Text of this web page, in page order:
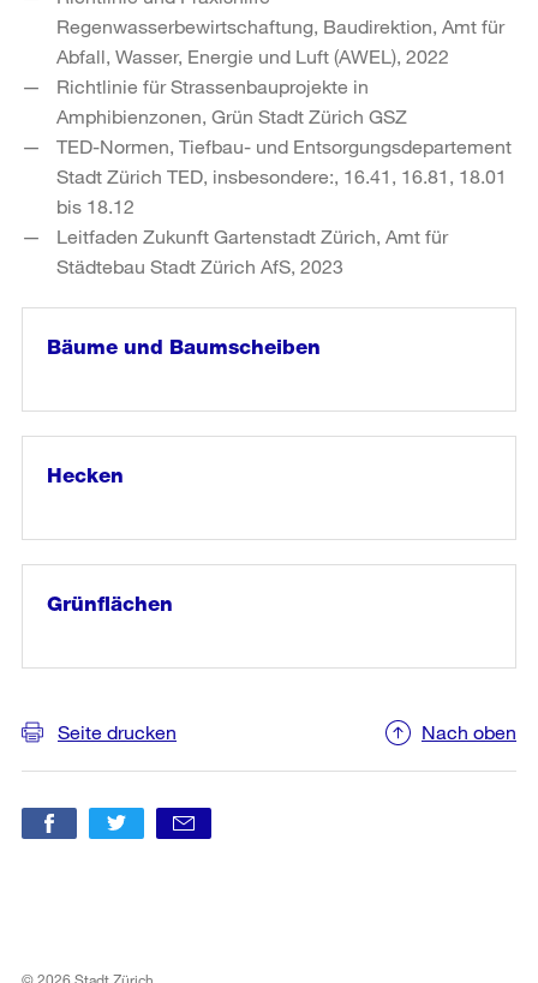
Regenwasserbewirtschaftung, Baudirektion, Amt für
Abfall, Wasser, Energie und Luft (AWEL), 2022
Richtlinie für Strassenbauprojekte in
Amphibienzonen, Grün Stadt Zürich GSZ
TED-Normen, Tiefbau- und Entsorgungsdepartement
Stadt Zürich TED, insbesondere:, 16.41, 16.81, 18.01
bis 18.12
Leitfaden Zukunft Gartenstadt Zürich, Amt für
Städtebau Stadt Zürich AfS, 2023
Bäume und Baumscheiben
lesen
«Bäume
Baumscheiben»
Hecken
lesen
«Hecken»
Grünflächen
lesen
Seite drucken
Nach oben